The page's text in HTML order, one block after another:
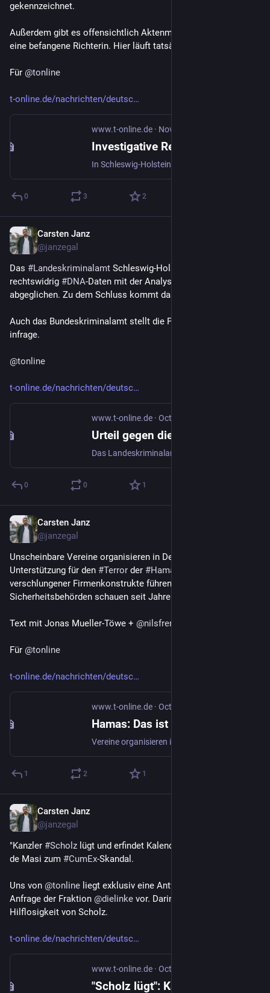
gekennzeichnet.
Außerdem gibt es offensichtlich Aktenmanipulationen und
eine befangene Richterin. Hier läuft tatsächlich einiges schief.
Für @tonline
t-online.de/nachrichten/deutsc
www.t-online.de · Nov 11, 2023
0 3 2
Carsten Janz
@janzegal
Das #Landeskriminalamt Schleswig-Holstein hat jahrelang
rechtswidrig #DNA-Daten mit der Analysedatei des
abgeglichen. Zu dem Schluss kommt das Landgericht Kiel.
Auch das Bundeskriminalamt stellt die Praxis des
infrage.
@tonline
t-online.de/nachrichten/deutsc
www.t-online.de · Oct 26, 2023
0 0 1
Carsten Janz
@janzegal
Unscheinbare Vereine organisieren in Deutschland
Unterstützung für den #Terror der #Hamas
verschlungener Firmenkonstrukte führen bis nach Gaza.
Sicherheitsbehörden schauen seit Jahren zu.
Text mit Jonas Mueller-Töwe + @nilsfrenzel
Für @tonline
t-online.de/nachrichten/deutsc
www.t-online.de · Oct 13, 2023
1 2 1
Carsten Janz
@janzegal
"Kanzler #Scholz lügt und erfindet Kalendereintrag", sagt Fabio
de Masi zum #CumEx-Skandal.
Uns von @tonline liegt exklusiv eine Antwort auf eine kleine
Anfrage der Fraktion @dielinke vor. Darin zeigt sich die ganze
Hilflosigkeit von Scholz.
t-online.de/nachrichten/deutsc
www.t-online.de · Oct 3, 2023